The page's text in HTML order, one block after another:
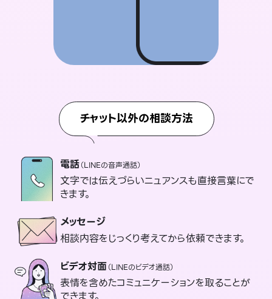
チャット以外の相談方法
電話（LINEの音声通話）
文字では伝えづらいニュアンスも直接言葉にで
きます。
メッセージ
相談内容をじっくり考えてから依頼できます。
ビデオ対面（LINEのビデオ通話）
表情を含めたコミュニケーションを取ることが